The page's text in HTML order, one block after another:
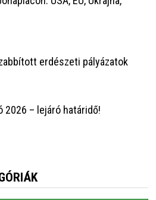
erdészeti pályázatok
2026 – lejáró határidő!